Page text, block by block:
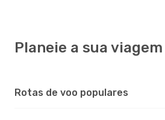
Planeie a sua viagem
Rotas de voo populares